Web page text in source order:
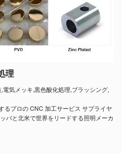
理
気メッキ,黒色酸化処理,ブラッシング,
るプロの CNC 加工サービス サプライヤ
パと北米で世界をリードする照明メーカ